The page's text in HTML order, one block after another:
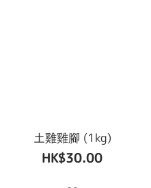
土雞雞腳 (1kg)
HK$30.00